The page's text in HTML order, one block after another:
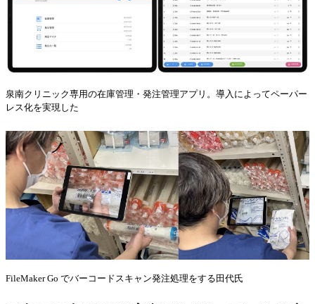
泉南クリニック専用の在庫管理・発注管理アプリ。導入によってペーパー
レス化を実現した
FileMaker Go でバーコードスキャン発注処理をする田代氏